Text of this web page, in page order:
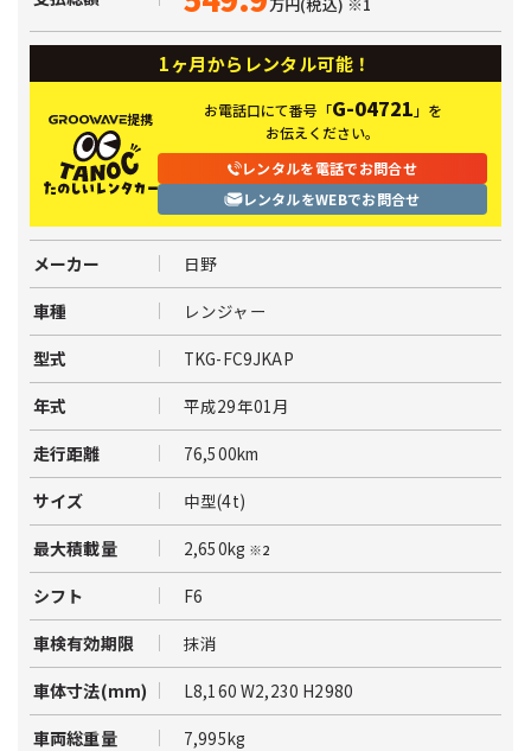
1ヶ月からレンタル可能！
提携 お電話口にて番号 「G-04721 」を
お伝えください。
レンタルを電話でお問合せ
レンタルをWEBでお問合せ
メーカー 日野
車種 レンジャー
型式 TKG-FC9JKAP
年式 平成29年01月
走行距離 76,500km
サイズ 中型(4t)
最大積載量 2,650kg ※2
シフト F6
車検有効期限 抹消
車体寸法(mm) L8,160 W2,230 H2980
車両総重量 7,995kg